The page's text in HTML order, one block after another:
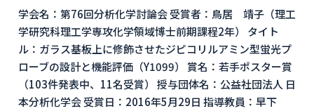
学会名：第76回分析化学討論会 受賞者：鳥居 靖子（理工
学研究科理工学専攻化学領域博士前期課程2年） タイト
ル：ガラス基板上に修飾させたジピコリルアミン型蛍光プ
ローブの設計と機能評価（Y1099） 賞名：若手ポスター賞
（103件発表中、11名受賞） 授与団体名：公益社団法人 日
本分析化学会 受賞日：2016年5月29日 指導教員：早下